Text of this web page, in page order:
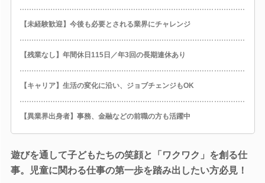
【未経験歓迎】今後も必要とされる業界にチャレンジ
【残業なし】年間休日115日／年3回の長期連休あり
【キャリア】生活の変化に沿い、ジョブチェンジもOK
【異業界出身者】事務、金融などの前職の方も活躍中
遊びを通して子どもたちの笑顔と「ワクワク」を創る仕
事。児童に関わる仕事の第一歩を踏み出したい方必見！